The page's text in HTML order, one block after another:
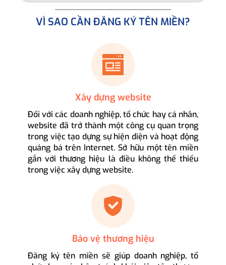
VÌ SAO CẦN ĐĂNG KÝ TÊN MIỀN?
Xây dựng website
Đối với các doanh nghiệp, tổ chức hay cá nhân,
website đã trở thành một công cụ quan trọng
trong việc tạo dựng sự hiện diện và hoạt động
quảng bá trên Internet. Sở hữu một tên miền
gắn với thương hiệu là điều không thể thiếu
trong việc xây dựng website.
Bảo vệ thương hiệu
Đăng ký tên miền sẽ giúp doanh nghiệp, tổ